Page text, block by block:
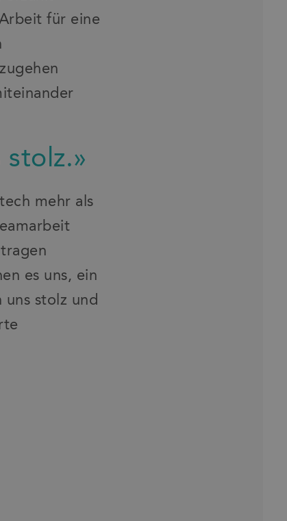
für eine
mehr als
es uns, ein
stolz und